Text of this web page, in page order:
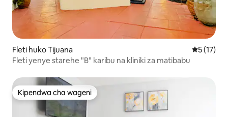
Fleti huko Tijuana Ukadiriaji
5 (17)
Fleti yenye starehe "B" karibu na kliniki za matibabu
Kipendwa cha wageni
Kipendwa cha wageni